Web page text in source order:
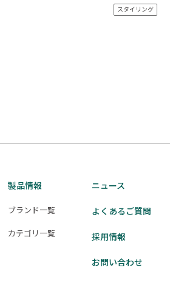
スタイリング
製品情報
ブランド一覧
カテゴリ一覧
ニュース
よくあるご質問
採用情報
お問い合わせ